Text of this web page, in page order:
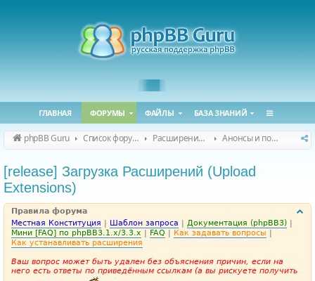
ГЛАВНАЯ ФОРУМЫ ФАЙЛЫ БАЗА ЗНАНИЙ
phpBB Guru Список форумов Расширения phpBB Анонсы и поддержка расширений для phpBB
[release] Загрузка Расширений (Upload
Extensions)
Правила форума
Местная Конституция | Шаблон запроса | Документация (phpBB3) |
Мини [FAQ] по phpBB3.1.x/3.3.x | FAQ | Как задавать вопросы |
Как устанавливать расширения
Ваш вопрос может быть удален без объяснения причин, если на
него есть ответы по приведённым ссылкам (а вы рискуете получить